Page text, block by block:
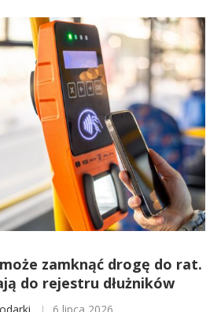
zamknąć drogę do rat.
do rejestru dłużników